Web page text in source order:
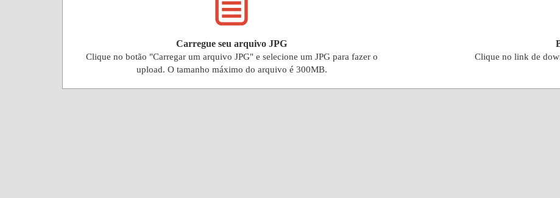
Carregue seu arquivo JPG
Clique no botão "Carregar um arquivo JPG" e selecione um JPG para fazer o
upload. O tamanho máximo do arquivo é 300MB.
Clique no link de